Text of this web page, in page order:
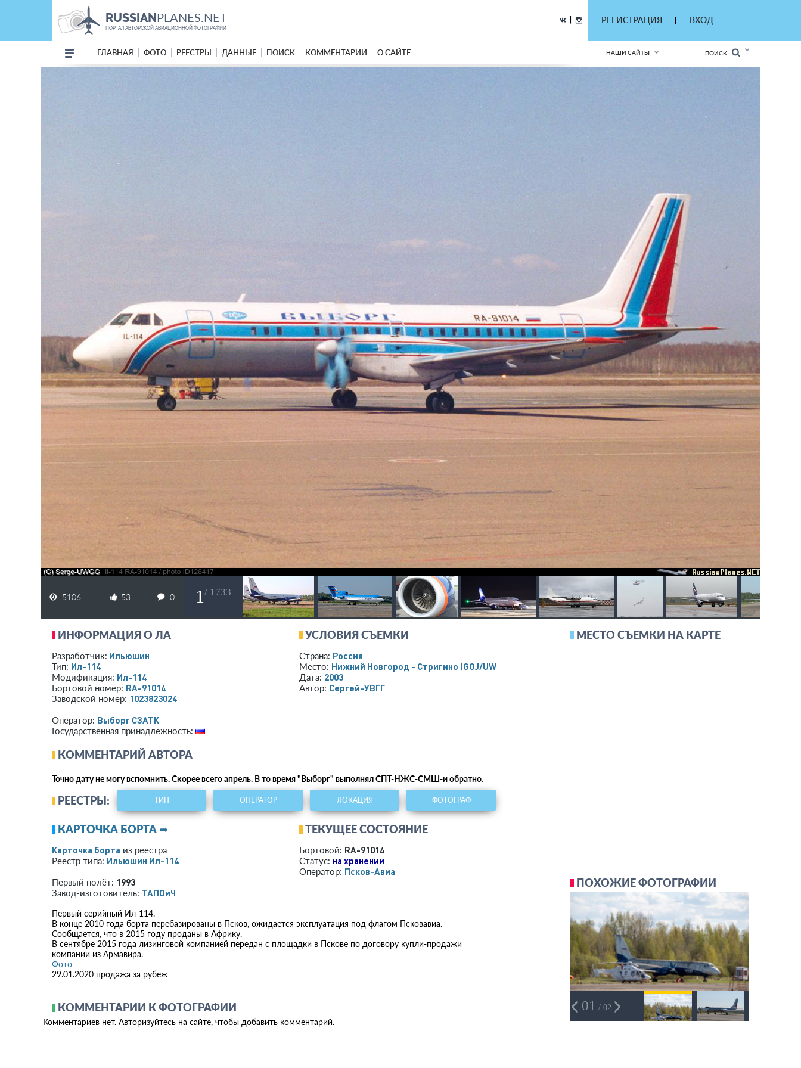
RUSSIANPLANES.NET
ПОРТАЛ АВТОРСКОЙ АВИАЦИОННОЙ ФОТОГРАФИИ
РЕГИСТРАЦИЯ ВХОД
ГЛАВНАЯ ФОТО РЕЕСТРЫ ДАННЫЕ ПОИСК КОММЕНТАРИИ О САЙТЕ НАШИ САЙТЫ ПОИСК
5106 53 0 1 / 1733
ИНФОРМАЦИЯ О ЛА
Разработчик: Ильюшин
Тип: Ил-114
Модификация: Ил-114
Бортовой номер: RA-91014
Заводской номер: 1023823024
Оператор: Выборг СЗАТК
Государственная принадлежность:
УСЛОВИЯ СЪЕМКИ
Страна: Россия
Место: Нижний Новгород - Стригино (GOJ/UWGG)
Дата: 2003
Автор: Сергей-УВГГ
КОММЕНТАРИЙ АВТОРА
Точно дату не могу вспомнить. Скорее всего апрель. В то время "Выборг" выполнял СПТ-НЖС-СМШ-и обратно.
РЕЕСТРЫ: ТИП ОПЕРАТОР ЛОКАЦИЯ ФОТОГРАФ
КАРТОЧКА БОРТА ➦
Карточка борта из реестра
Реестр типа: Ильюшин Ил-114
Первый полёт: 1993
Завод-изготовитель: ТАПОиЧ
ТЕКУЩЕЕ СОСТОЯНИЕ
Бортовой: RA-91014
Статус: на хранении
Оператор: Псков-Авиа
Первый серийный Ил-114.
В конце 2010 года борта перебазированы в Псков, ожидается эксплуатация под флагом Псковавиа.
Сообщается, что в 2015 году проданы в Африку.
В сентябре 2015 года лизинговой компанией передан с площадки в Пскове по договору купли-продажи
компании из Армавира.
Фото
29.01.2020 продажа за рубеж
КОММЕНТАРИИ К ФОТОГРАФИИ
Комментариев нет. Авторизуйтесь на сайте, чтобы добавить комментарий.
МЕСТО СЪЕМКИ НА КАРТЕ
ПОХОЖИЕ ФОТОГРАФИИ
01 / 02